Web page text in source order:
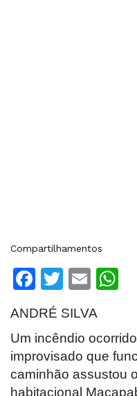
Compartilhamentos
Facebook
Twitter
Email
ANDRÉ SILVA
Um incêndio
improvisado que
caminhão assustou
habitacional